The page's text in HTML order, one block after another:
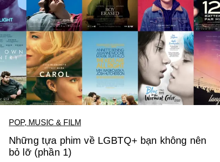
POP, MUSIC & FILM
Những tựa phim về LGBTQ+ bạn không nên
bỏ lỡ (phần 1)